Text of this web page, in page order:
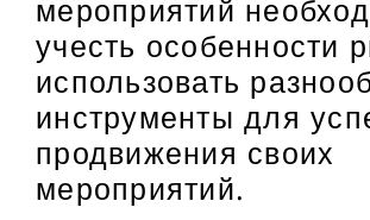
мероприятий
учесть особенности
использовать
инструменты для
продвижения своих
мероприятий.